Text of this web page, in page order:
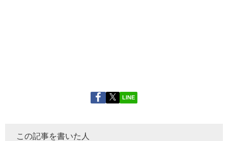
LINE
この記事を書いた人